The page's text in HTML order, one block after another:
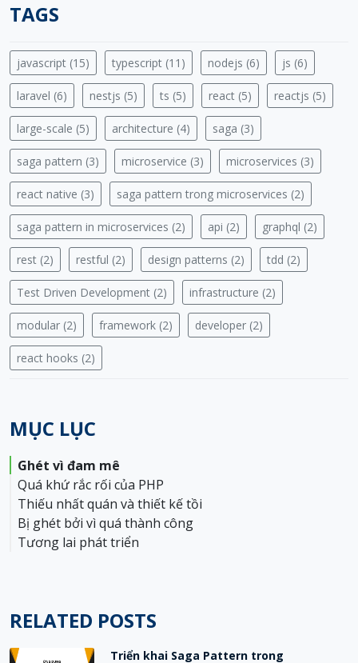
TAGS
javascript (15) typescript (11) nodejs (6) js (6)
laravel (6) nestjs (5) ts (5) react (5) reactjs (5)
large-scale (5) architecture (4) saga (3)
saga pattern (3) microservice (3) microservices (3)
react native (3) saga pattern trong microservices (2)
saga pattern in microservices (2) api (2) graphql (2)
rest (2) restful (2) design patterns (2) tdd (2)
Test Driven Development (2) infrastructure (2)
modular (2) framework (2) developer (2)
react hooks (2)
MỤC LỤC
Ghét vì đam mê
Quá khứ rắc rối của PHP
Thiếu nhất quán và thiết kế tồi
Bị ghét bởi vì quá thành công
Tương lai phát triển
RELATED POSTS
Triển khai Saga Pattern trong